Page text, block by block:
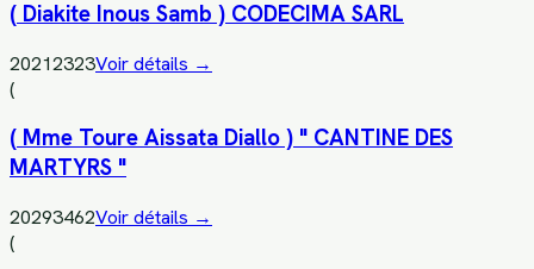
( Diakite Inous Samb ) CODECIMA SARL
20212323Voir détails →
(
( Mme Toure Aissata Diallo ) " CANTINE DES
MARTYRS "
20293462Voir détails →
(